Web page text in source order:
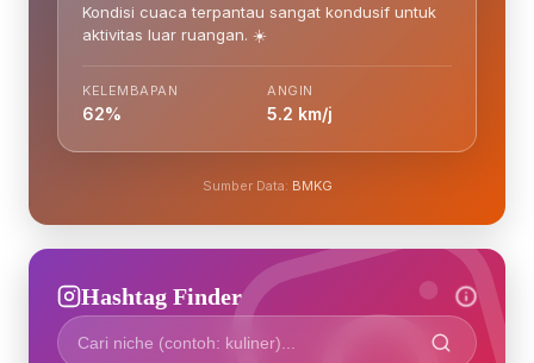
Kondisi cuaca terpantau sangat kondusif untuk
aktivitas luar ruangan. ☀️
KELEMBAPAN
62%
ANGIN
5.2 km/j
Sumber Data: BMKG
Hashtag Finder